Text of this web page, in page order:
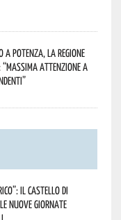
Potenza, la Regione
attenzione a
il Castello di
nuove Giornate